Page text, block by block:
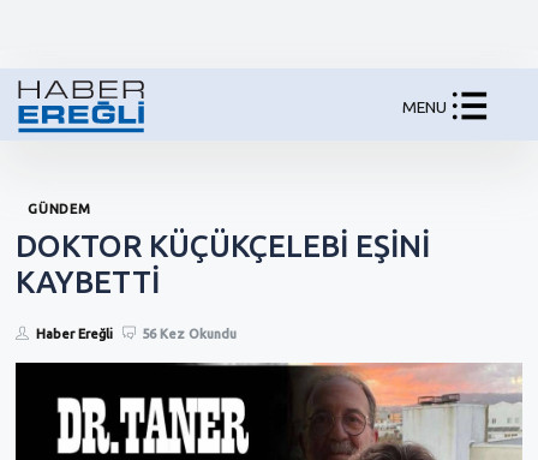
MENU
GÜNDEM
DOKTOR KÜÇÜKÇELEBİ EŞİNİ
KAYBETTİ
Haber Ereğli 56 Kez Okundu